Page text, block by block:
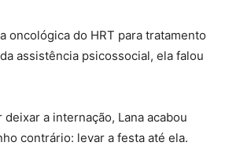
oncológica do HRT para tratamento
assistência psicossocial, ela falou
a internação, Lana acabou
contrário: levar a festa até ela.